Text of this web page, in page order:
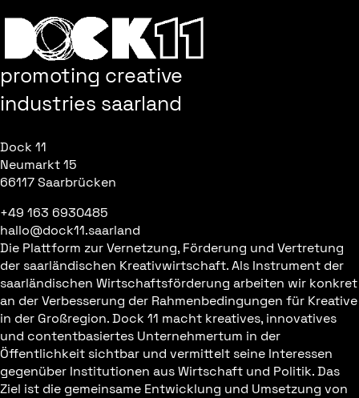
promoting creative
industries saarland
Dock 11
Neumarkt 15
66117 Saarbrücken
+49 163 6930485
hallo@dock11.saarland
Die Plattform zur Vernetzung, Förderung und Vertretung
der saarländischen Kreativwirtschaft. Als Instrument der
saarländischen Wirtschaftsförderung arbeiten wir konkret
an der Verbesserung der Rahmenbedingungen für Kreative
in der Großregion. Dock 11 macht kreatives, innovatives
und contentbasiertes Unternehmertum in der
Öffentlichkeit sichtbar und vermittelt seine Interessen
gegenüber Institutionen aus Wirtschaft und Politik. Das
Ziel ist die gemeinsame Entwicklung und Umsetzung von